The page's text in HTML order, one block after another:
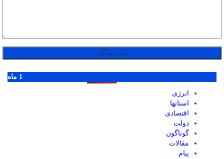
1 ماه
انرژی
استانها
اقتصادی
دولت
گوناگون
مقالات
پیام